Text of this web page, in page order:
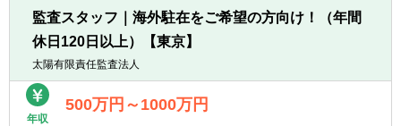
理・税務分野に関わる様々な業務経験を積む
こととなります。将来的には、本人の希望や
適性を踏まえ、海外現地法人・支店および国
内外事業会社の経理・税務業務に就きます。
経理・税務担当として、複数回の海外駐在・
出向の可能性があります。
監査スタッフ｜海外駐在をご希望の方向け！（年間
休日120日以上）【東京】
太陽有限責任監査法人
年収
500万円～1000万円